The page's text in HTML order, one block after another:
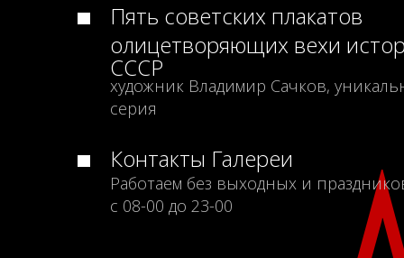
Пять советских плакатов
олицетворяющих вехи
СССР
художник Владимир Сачков,
серия
Контакты Галереи
Работаем без выходных и
с 08-00 до 23-00